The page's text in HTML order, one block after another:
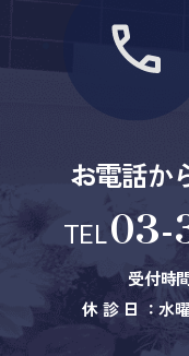
お電話か
TEL03-
受付時
休 診 日 ：水